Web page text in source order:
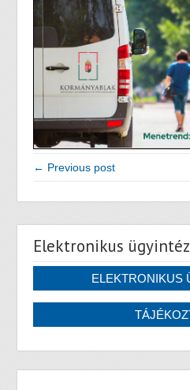
← Previous post
Elektronikus